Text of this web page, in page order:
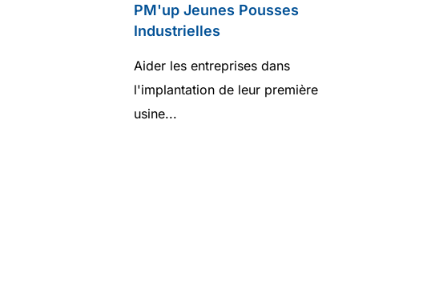
PM'up Jeunes Pousses
Industrielles
Aider les entreprises dans
l'implantation de leur première
usine...